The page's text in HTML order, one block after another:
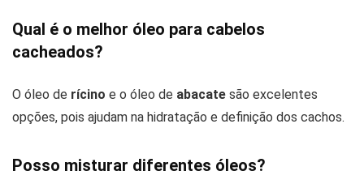
Qual é o melhor óleo para cabelos
cacheados?
O óleo de rícino e o óleo de abacate são excelentes
opções, pois ajudam na hidratação e definição dos cachos.
Posso misturar diferentes óleos?